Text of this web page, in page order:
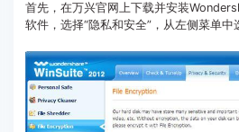
首先，在万兴官网上下载并安装
软件，选择“隐私和安全”，从左侧菜单中